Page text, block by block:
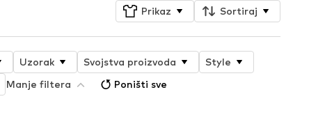
Prikaz Sortiraj
Uzorak Svojstva proizvoda
Style
Manje filtera Poništi sve